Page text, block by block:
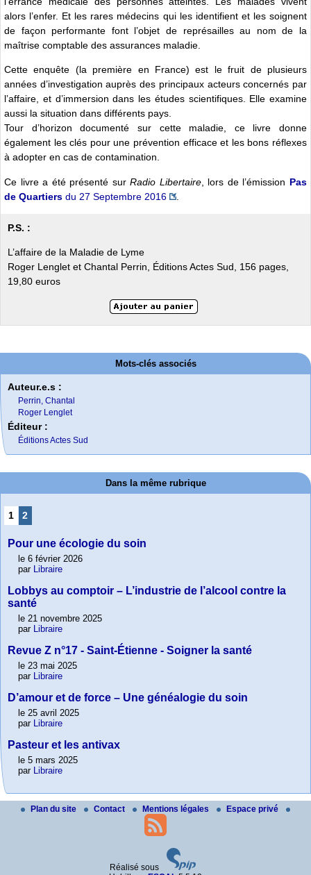
alors l’enfer. Et les rares médecins qui les identifient et les soignent
de façon performante font l’objet de représailles au nom de la
maîtrise comptable des assurances maladie.
Cette enquête (la première en France) est le fruit de plusieurs
années d’investigation auprès des principaux acteurs concernés par
l’affaire, et d’immersion dans les études scientifiques. Elle examine
aussi la situation dans différents pays.
Tour d’horizon documenté sur cette maladie, ce livre donne
également les clés pour une prévention efficace et les bons réflexes
à adopter en cas de contamination.
Ce livre a été présenté surRadio Libertaire, lors de l’émission Pas
de Quartiers du 27 Septembre 2016
P.S. :
L’affaire de la Maladie de Lyme
Roger Lenglet et Chantal Perrin, Éditions Actes Sud, 156 pages,
19,80 euros
Mots-clés associés
Auteur.e.s :
Perrin, Chantal
Roger Lenglet
Éditeur :
Éditions Actes Sud
Dans la même rubrique
1 2
Pour une écologie du soin
le 6 février 2026
par Libraire
Lobbys au comptoir – L’industrie de l’alcool contre la
santé
le 21 novembre 2025
par Libraire
Revue Z n°17 - Saint-Étienne - Soigner la santé
le 23 mai 2025
par Libraire
D’amour et de force – Une généalogie du soin
le 25 avril 2025
par Libraire
Pasteur et les antivax
le 5 mars 2025
par Libraire
Plan du site Contact Mentions légales Espace privé
Réalisé sous